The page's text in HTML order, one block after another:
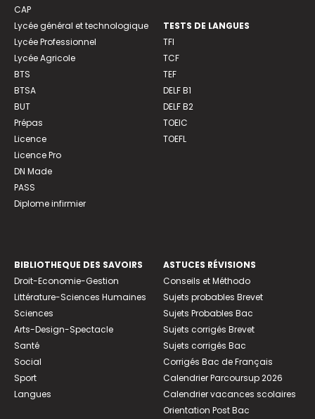
CAP
Lycée général et technologique
Lycée Professionnel
Lycée Agricole
BTS
BTSA
BUT
Prépas
Licence
Licence Pro
DN Made
PASS
Diplome infirmier
TESTS DE LANGUES
TFI
TCF
TEF
DELF B1
DELF B2
TOEIC
TOEFL
BIBLIOTHEQUE DES SAVOIRS
Droit-Economie-Gestion
Littérature-Sciences Humaines
Sciences
Arts-Design-Spectacle
Santé
Social
Sport
Langues
ASTUCES RÉVISIONS
Conseils et Méthodo
Sujets probables Brevet
Sujets Probables Bac
Sujets corrigés Brevet
Sujets corrigés Bac
Corrigés Bac de Français
Calendrier Parcoursup 2026
Calendrier vacances scolaires
Orientation Post Bac